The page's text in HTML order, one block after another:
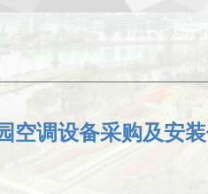
空调设备采购及安